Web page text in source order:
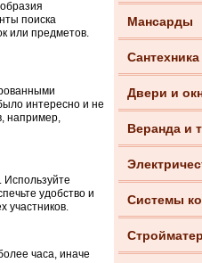
Мансарды
Сантехника
Двери и
Веранда и
Системы
поиска
или предметов.
интересно и не
например,
Используйте
удобство и
участников.
часа, иначе